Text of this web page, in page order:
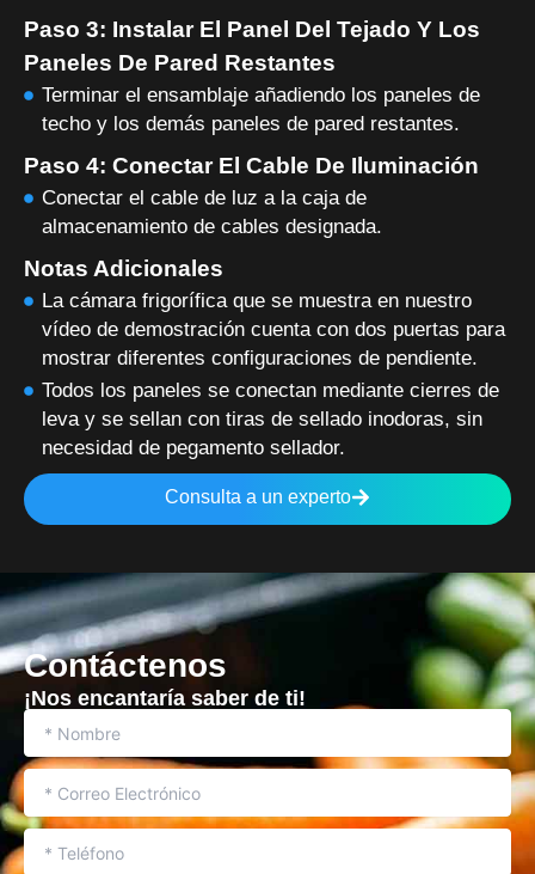
Paso 3: Instalar El Panel Del Tejado Y Los
Paneles De Pared Restantes
Terminar el ensamblaje añadiendo los paneles de
techo y los demás paneles de pared restantes.
Paso 4: Conectar El Cable De Iluminación
Conectar el cable de luz a la caja de
almacenamiento de cables designada.
Notas Adicionales
La cámara frigorífica que se muestra en nuestro
vídeo de demostración cuenta con dos puertas para
mostrar diferentes configuraciones de pendiente.
Todos los paneles se conectan mediante cierres de
leva y se sellan con tiras de sellado inodoras, sin
necesidad de pegamento sellador.
Consulta a un experto
Contáctenos
¡Nos encantaría saber de ti!